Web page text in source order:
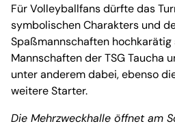
Für Volleyballfans dürfte das
symbolischen Charakters und
Spaßmannschaften hochkarätig
Mannschaften der TSG Taucha
unter anderem dabei, ebenso
weitere Starter.
Die Mehrzweckhalle öffnet am